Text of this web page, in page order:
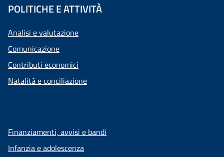
POLITICHE E ATTIVITÀ
Analisi e valutazione
Comunicazione
Contributi economici
Natalità e conciliazione
Finanziamenti, avvisi e bandi
Infanzia e adolescenza